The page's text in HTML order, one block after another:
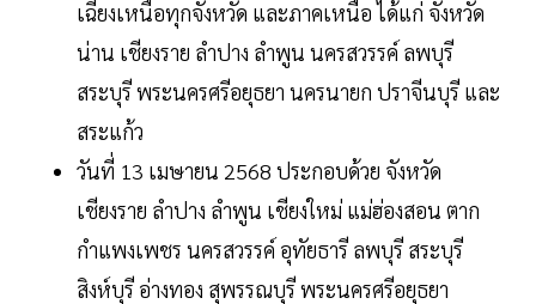
เฉียงเหนือทุกจังหวัด และภาคเหนือ ได้แก่ จังหวัด
น่าน เชียงราย ลำปาง ลำพูน นครสวรรค์ ลพบุรี
สระบุรี พระนครศรีอยุธยา นครนายก ปราจีนบุรี และ
สระแก้ว
วันที่ 13 เมษายน 2568 ประกอบด้วย จังหวัด
เชียงราย ลำปาง ลำพูน เชียงใหม่ แม่ฮ่องสอน ตาก
กำแพงเพชร นครสวรรค์ อุทัยธารี ลพบุรี สระบุรี
สิงห์บุรี อ่างทอง สุพรรณบุรี พระนครศรีอยุธยา